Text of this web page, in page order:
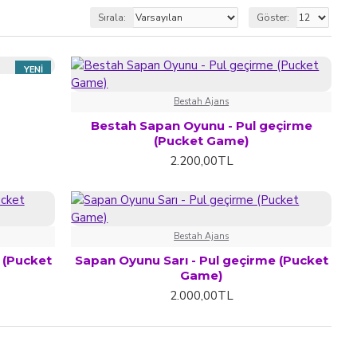
yeteneklerini ve problem çözme becerilerini
ve planlama becerilerini geliştirirken aynı
amacıyla tasarlanmıştır. El becerisi geliştirme
desteklerken aynı zamanda eğlenceli bir deneyim
ve gelişmelerine olanak sağlarken aynı zamanda
Sırala: Göster:
YENI
Bestah Ajans
Bestah Sapan Oyunu - Pul geçirme
(Pucket Game)
2.200,00TL
(Pucket
Bestah Ajans
Sapan Oyunu Sarı - Pul geçirme (Pucket
Game)
2.000,00TL